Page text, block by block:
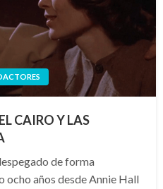
CAIRO Y LAS
de forma
ocho años desde Annie Hall